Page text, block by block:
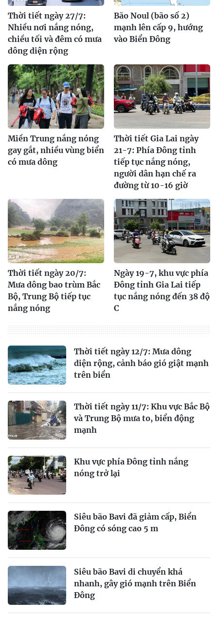
Thời tiết ngày 27/7:
Nhiều nơi nắng nóng,
chiều tối và đêm có mưa
dông diện rộng
Bão Noul (bão số 2)
mạnh lên cấp 9, hướng
vào Biển Đông
Miền Trung nắng nóng
gay gắt, nhiều vùng biển
có mưa dông
Thời tiết Gia Lai ngày
21-7: Phía Đông tỉnh
tiếp tục nắng nóng,
người dân hạn chế ra
đường từ 10-16 giờ
Thời tiết ngày 20/7:
Mưa dông bao trùm Bắc
Bộ, Trung Bộ tiếp tục
nắng nóng
Ngày 19-7, khu vực phía
Đông tỉnh Gia Lai tiếp
tục nắng nóng đến 38 độ
C
Thời tiết ngày 12/7: Mưa dông
diện rộng, cảnh báo gió giật mạnh
trên biển
Thời tiết ngày 11/7: Khu vực Bắc Bộ
và Trung Bộ mưa to, biển động
mạnh
Khu vực phía Đông tỉnh nắng
nóng trở lại
Siêu bão Bavi đã giảm cấp, Biển
Đông có sóng cao 5 m
Siêu bão Bavi di chuyển khá
nhanh, gây gió mạnh trên Biển
Đông